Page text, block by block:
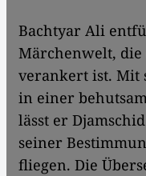
Bachtyar Ali
Märchenwelt,
verankert ist. Mit
in einer
lässt er
seiner
fliegen. Die